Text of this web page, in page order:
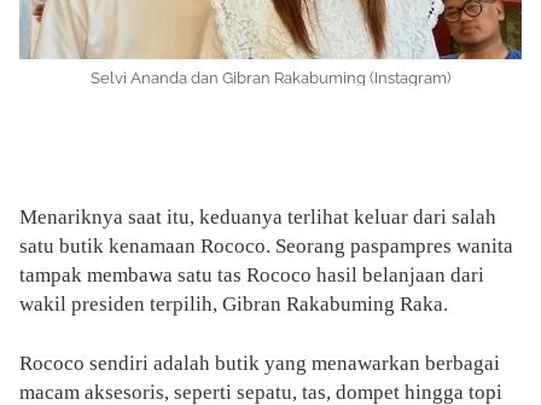
Selvi Ananda dan Gibran Rakabuming (Instagram)
Menariknya saat itu, keduanya terlihat keluar dari salah
satu butik kenamaan Rococo. Seorang paspampres wanita
tampak membawa satu tas Rococo hasil belanjaan dari
wakil presiden terpilih, Gibran Rakabuming Raka.
Rococo sendiri adalah butik yang menawarkan berbagai
macam aksesoris, seperti sepatu, tas, dompet hingga topi